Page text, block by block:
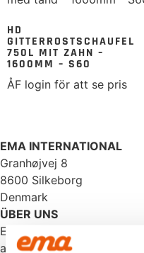
HD
GITTERROSTSCHAUFEL
750L MIT ZAHN –
1600MM – S60
ÅF login för att se pris
EMA INTERNATIONAL
Granhøjvej 8
8600 Silkeborg
Denmark
ÜBER UNS
EMA ist ein
ausstrahlt. Wir überlassen